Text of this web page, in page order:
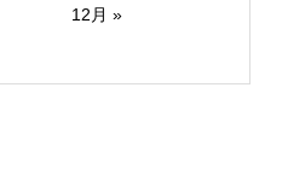
12月 »